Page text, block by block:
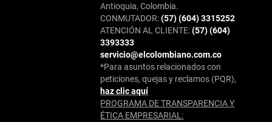
Antioquia, Colombia.
CONMUTADOR:(57) (604) 3315252
ATENCIÓN AL CLIENTE:(57) (604)
3393333
servicio@elcolombiano.com.co
*Para asuntos relacionados con
peticiones, quejas y reclamos (PQR),
haz clic aquí
PROGRAMA DE TRANSPARENCIA Y
ÉTICA EMPRESARIAL: